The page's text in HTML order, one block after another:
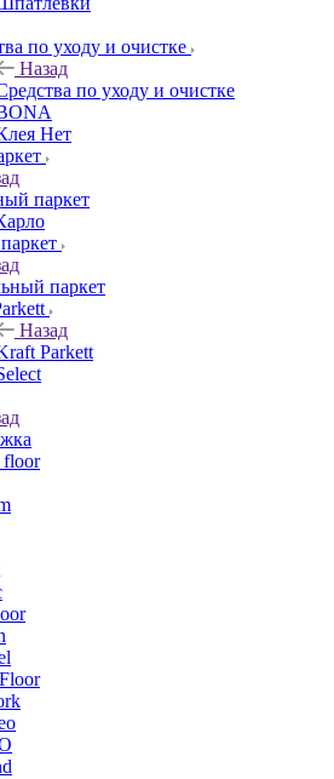
по уходу и очистке
Назад
по уходу и очистке
Нет
паркет
паркет
Назад
Parkett
floor